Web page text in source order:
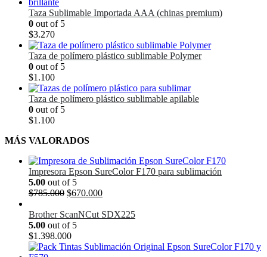
Taza Sublimable Importada AAA (chinas premium)
0 out of 5
$3.270
Taza de polímero plástico sublimable Polymer
0 out of 5
$1.100
Taza de polímero plástico sublimable apilable
0 out of 5
$1.100
MÁS VALORADOS
Impresora Epson SureColor F170 para sublimación
5.00 out of 5
$785.000 El
original
era:
$785.000.
$670.000El
actual
Brother ScanNCut SDX225
5.00 out of 5
$1.398.000